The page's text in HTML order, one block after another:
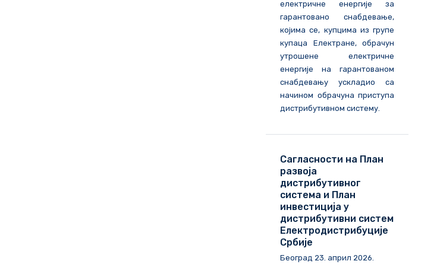
електричне енергије за
гарантовано снабдевање,
којима се, купцима из групе
купаца Електране, обрачун
утрошене електричне
енергије на гарантованом
снабдевању ускладио са
начином обрачуна приступа
дистрибутивном систему.
Сагласности на План
развоја
дистрибутивног
система и План
инвестиција у
дистрибутивни систем
Електродистрибуције
Србије
Београд 23. април 2026.